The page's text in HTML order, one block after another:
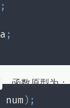
;
a ;
，函数原型为：
num ) ;